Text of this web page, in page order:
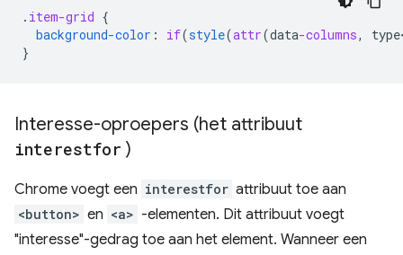
. item-grid {
background-color : if(style(attr(data-columns,
}
Interesse-oproepers (het attribuut
interestfor )
Chrome voegt een interestfor attribuut toe aan
<button> en <a> -elementen. Dit attribuut voegt
"interesse"-gedrag toe aan het element. Wanneer een